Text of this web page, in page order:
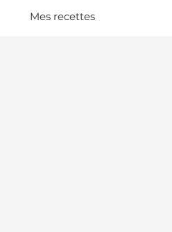
Mes recettes